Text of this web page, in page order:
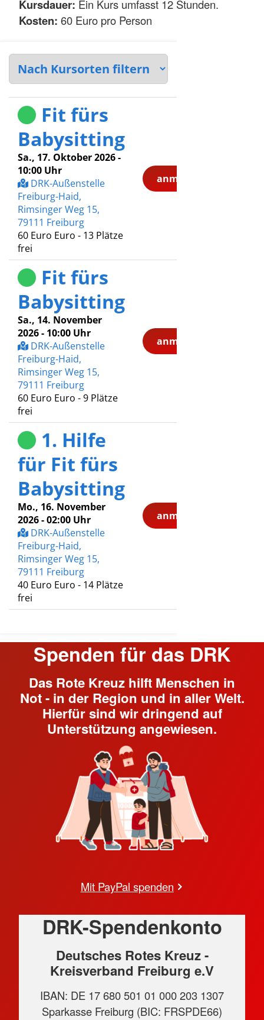
Kursdauer: Ein Kurs umfasst 12 Stunden.
Kosten: 60 Euro pro Person
Spenden für das DRK
Das Rote Kreuz hilft Menschen in
Not - in der Region und in aller Welt.
Hierfür sind wir dringend auf
Unterstützung angewiesen.
Mit PayPal spenden
DRK-Spendenkonto
Deutsches Rotes Kreuz -
Kreisverband Freiburg e.V
IBAN: DE 17 680 501 01 000 203 1307
Sparkasse Freiburg (BIC: FRSPDE66)